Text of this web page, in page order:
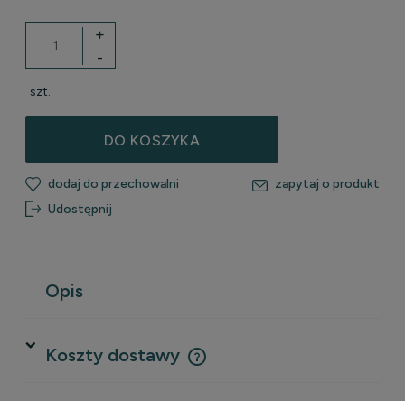
-
+
szt.
DO KOSZYKA
dodaj do przechowalni
zapytaj o produkt
Udostępnij
Opis
Koszty dostawy
Cena nie zawiera ewentualnych kosztów płatności